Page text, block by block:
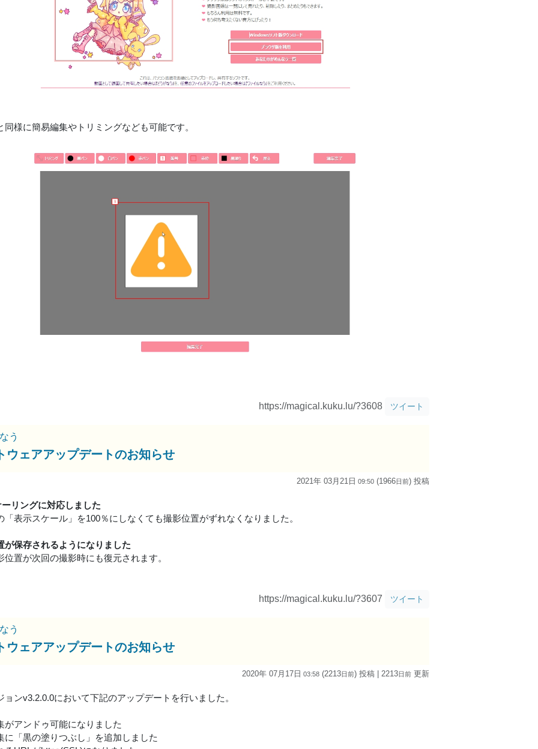
同様に簡易編集やトリミングなども可能です。
https://magical.kuku.lu/?3608 ツイート
う
ウェアアップデートのお知らせ
2021年 03月21日 09:50 (1966日前) 投稿
リングに対応しました
「表示スケール」を100％にしなくても撮影位置がずれなくなりました。
が保存されるようになりました
位置が次回の撮影時にも復元されます。
https://magical.kuku.lu/?3607 ツイート
う
ウェアアップデートのお知らせ
2020年 07月17日 03:58 (2213日前) 投稿 | 2213日前 更新
ョンv3.2.0.0において下記のアップデートを行いました。
がアンドゥ可能になりました
に「黒の塗りつぶし」を追加しました